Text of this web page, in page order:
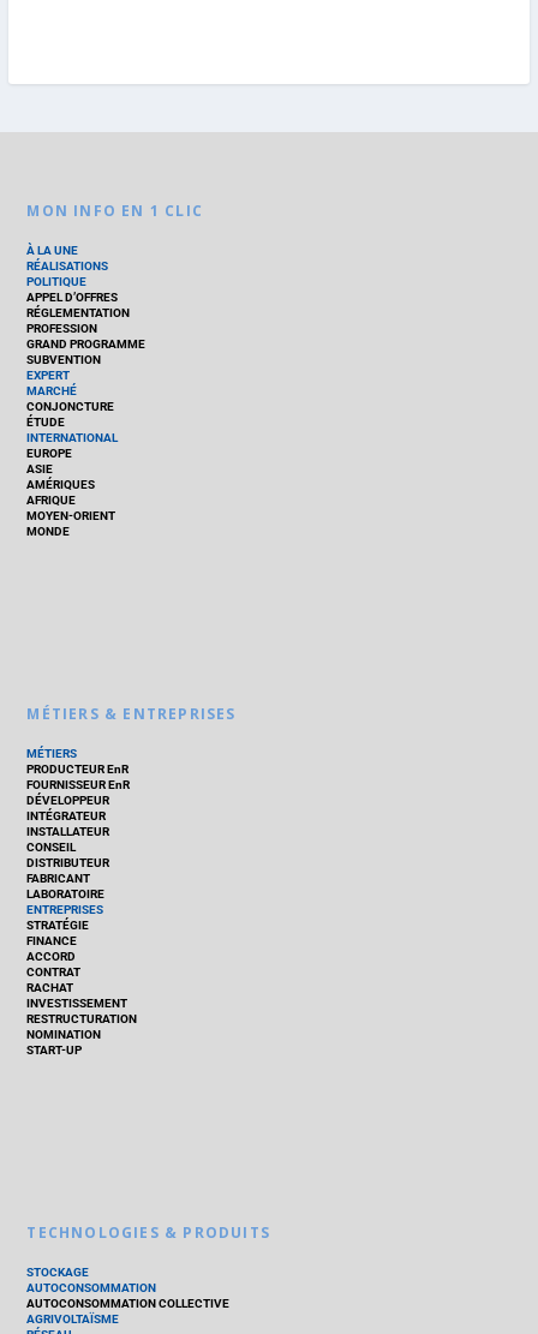
MON INFO EN 1 CLIC
À LA UNE
RÉALISATIONS
POLITIQUE
APPEL D’OFFRES
RÉGLEMENTATION
PROFESSION
GRAND PROGRAMME
SUBVENTION
EXPERT
MARCHÉ
CONJONCTURE
ÉTUDE
INTERNATIONAL
EUROPE
ASIE
AMÉRIQUES
AFRIQUE
MOYEN-ORIENT
MONDE
MÉTIERS & ENTREPRISES
MÉTIERS
PRODUCTEUR EnR
FOURNISSEUR EnR
DÉVELOPPEUR
INTÉGRATEUR
INSTALLATEUR
CONSEIL
DISTRIBUTEUR
FABRICANT
LABORATOIRE
ENTREPRISES
STRATÉGIE
FINANCE
ACCORD
CONTRAT
RACHAT
INVESTISSEMENT
RESTRUCTURATION
NOMINATION
START-UP
TECHNOLOGIES & PRODUITS
STOCKAGE
AUTOCONSOMMATION
AUTOCONSOMMATION COLLECTIVE
AGRIVOLTAÏSME